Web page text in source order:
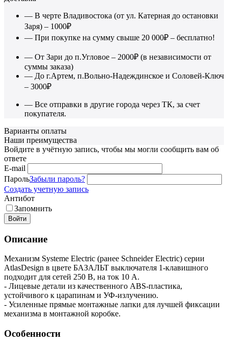
— В черте Владивостока (от ул. Катерная до остановки
Заря) – 1000₽
— При покупке на сумму свыше 20 000₽ – бесплатно!
— От Зари до п.Угловое – 2000₽ (в независимости от
суммы заказа)
— До г.Артем, п.Вольно-Надеждинское и Соловей-Ключ
– 3000₽
— Все отправки в другие города через ТК, за счет
покупателя.
Варианты оплаты
Наши преимущества
Войдите в учётную запись, чтобы мы могли сообщить вам об
ответе
E-mail
ПарольЗабыли пароль?
Создать учетную запись
Антибот
Запомнить
Войти
Описание
Механизм Systeme Electric (ранее Schneider Electric) серии
AtlasDesign в цвете БАЗАЛЬТ выключателя 1-клавишного
подходит для сетей 250 В, на ток 10 А.
- Лицевые детали из качественного ABS-пластика,
устойчивого к царапинам и УФ-излучению.
- Усиленные прямые монтажные лапки для лучшей фиксации
механизма в монтажной коробке.
Особенности